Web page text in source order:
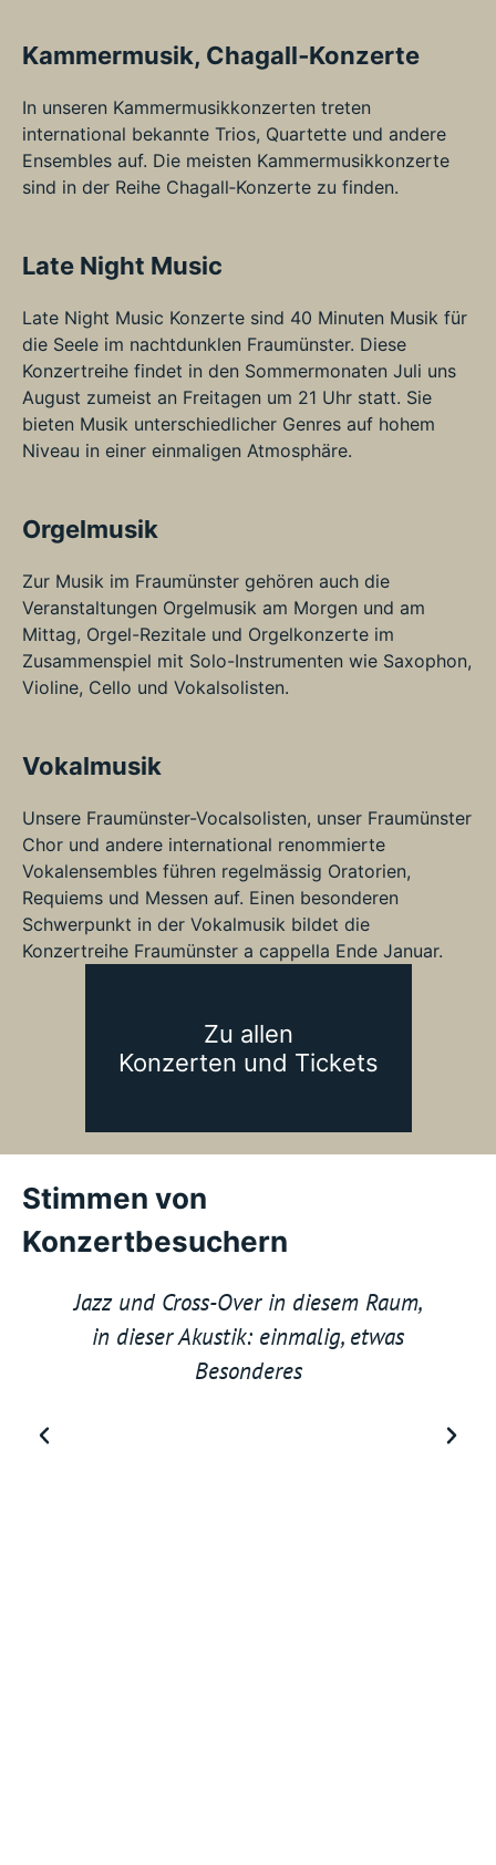
Kammermusik, Chagall‑Konzerte
In unseren Kammermusikkonzerten treten
international bekannte Trios, Quartette und andere
Ensembles auf. Die meisten Kammermusikkonzerte
sind in der Reihe Chagall‑Konzerte zu finden.
Late Night Music
Late Night Music Konzerte sind 40 Minuten Musik für
die Seele im nachtdunklen Fraumünster. Diese
Konzertreihe findet in den Sommermonaten Juli uns
August zumeist an Freitagen um 21 Uhr statt. Sie
bieten Musik unterschiedlicher Genres auf hohem
Niveau in einer einmaligen Atmosphäre.
Orgelmusik
Zur Musik im Fraumünster gehören auch die
Veranstaltungen Orgelmusik am Morgen und am
Mittag, Orgel-Rezitale und Orgelkonzerte im
Zusammenspiel mit Solo-Instrumenten wie Saxophon,
Violine, Cello und Vokalsolisten.
Vokalmusik
Unsere Fraumünster-Vocalsolisten, unser Fraumünster
Chor und andere international renommierte
Vokalensembles führen regelmässig Oratorien,
Requiems und Messen auf. Einen besonderen
Schwerpunkt in der Vokalmusik bildet die
Konzertreihe Fraumünster a cappella Ende Januar.
Zu allen
Konzerten und Tickets
Stimmen von
Konzertbesuchern
Jazz und Cross-Over in diesem Raum,
in dieser Akustik: einmalig, etwas
Besonderes